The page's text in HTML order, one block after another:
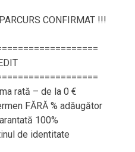
CONFIRMAT !!!
rată – de la 0 €
FĂRĂ % adăugător
100%
de identitate